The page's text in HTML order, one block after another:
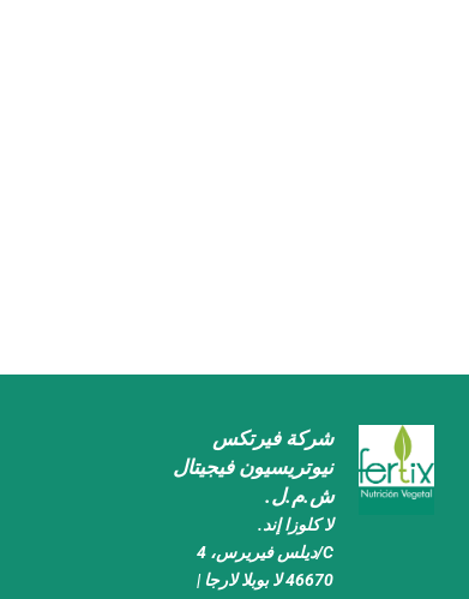
شركة فيرتكس
نيوتريسيون فيجيتال
ش.م.ل.
لا كلوزا إند.
C/ديلس فيريرس، 4
46670 لا بوبلا لارجا |